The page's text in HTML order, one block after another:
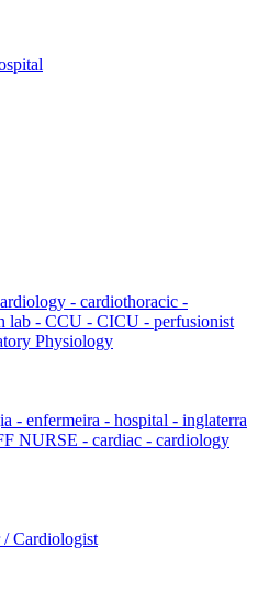
- cardiothoracic -
lab - CCU - CICU - perfusionist
Physiology
- enfermeira - hospital - inglaterra
NURSE - cardiac - cardiology
Cardiologist